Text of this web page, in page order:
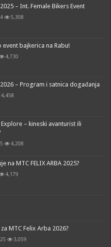
2025 – Int. Female Bikers Event
5,308
event bajkerica na Rabu!
4,730
2026 – Program i satnica događanja
4,458
– kineski avanturist ili
4,208
na MTC FELIX ARBA 2025?
4,179
MTC Felix Arba 2026?
3,059